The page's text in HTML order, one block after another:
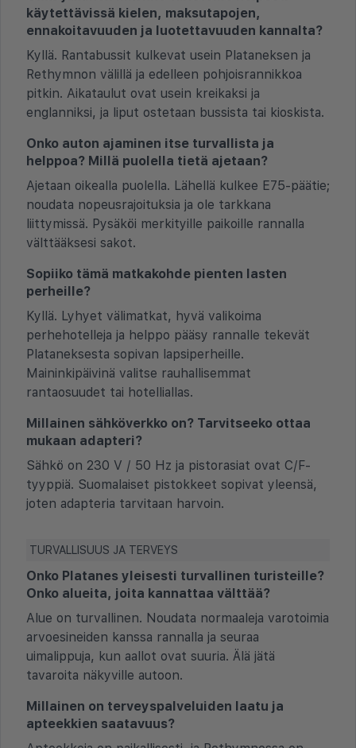
käytettävissä kielen, maksutapojen,
ennakoitavuuden ja luotettavuuden kannalta?
Kyllä. Rantabussit kulkevat usein Plataneksen ja
Rethymnon välillä ja edelleen pohjoisrannikkoa
pitkin. Aikataulut ovat usein kreikaksi ja
englanniksi, ja liput ostetaan bussista tai kioskista.
Onko auton ajaminen itse turvallista ja
helppoa? Millä puolella tietä ajetaan?
Ajetaan oikealla puolella. Lähellä kulkee E75-päätie;
noudata nopeusrajoituksia ja ole tarkkana
liittymissä. Pysäköi merkityille paikoille rannalla
välttääksesi sakot.
Sopiiko tämä matkakohde pienten lasten
perheille?
Kyllä. Lyhyet välimatkat, hyvä valikoima
perhehotelleja ja helppo pääsy rannalle tekevät
Plataneksesta sopivan lapsiperheille.
Maininkipäivinä valitse rauhallisemmat
rantaosuudet tai hotelliallas.
Millainen sähköverkko on? Tarvitseeko ottaa
mukaan adapteri?
Sähkö on 230 V / 50 Hz ja pistorasiat ovat C/F-
tyyppiä. Suomalaiset pistokkeet sopivat yleensä,
joten adapteria tarvitaan harvoin.
TURVALLISUUS JA TERVEYS
Onko Platanes yleisesti turvallinen turisteille?
Onko alueita, joita kannattaa välttää?
Alue on turvallinen. Noudata normaaleja varotoimia
arvoesineiden kanssa rannalla ja seuraa
uimalippuja, kun aallot ovat suuria. Älä jätä
tavaroita näkyville autoon.
Millainen on terveyspalveluiden laatu ja
apteekkien saatavuus?